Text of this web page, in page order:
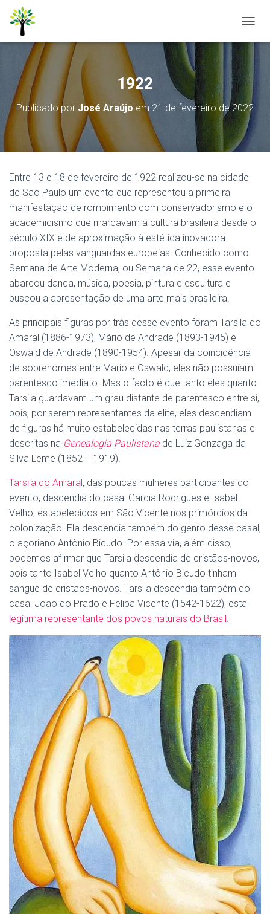
L
R
A
R
N
A
1922
Publicado por José Araújo em 21 de fevereiro de 2022
Entre 13 e 18 de fevereiro de 1922 realizou-se na cidade
de São Paulo um evento que representou a primeira
manifestação de rompimento com conservadorismo e o
academicismo que marcavam a cultura brasileira desde o
século XIX e de aproximação à estética inovadora
proposta pelas vanguardas europeias. Conhecido como
Semana de Arte Moderna, ou Semana de 22, esse evento
abarcou dança, música, poesia, pintura e escultura e
buscou a apresentação de uma arte mais brasileira.
As principais figuras por trás desse evento foram Tarsila do
Amaral (1886-1973), Mário de Andrade (1893-1945) e
Oswald de Andrade (1890-1954). Apesar da coincidência
de sobrenomes entre Mario e Oswald, eles não possuíam
parentesco imediato. Mas o facto é que tanto eles quanto
Tarsila guardavam um grau distante de parentesco entre si,
pois, por serem representantes da elite, eles descendiam
de figuras há muito estabelecidas nas terras paulistanas e
descritas na Genealogia Paulistana de Luiz Gonzaga da
Silva Leme (1852 – 1919).
Tarsila do Amaral, das poucas mulheres participantes do
evento, descendia do casal Garcia Rodrigues e Isabel
Velho, estabelecidos em São Vicente nos primórdios da
colonização. Ela descendia também do genro desse casal,
o açoriano Antônio Bicudo. Por essa via, além disso,
podemos afirmar que Tarsila descendia de cristãos-novos,
pois tanto Isabel Velho quanto Antônio Bicudo tinham
sangue de cristãos-novos. Tarsila descendia também do
casal João do Prado e Felipa Vicente (1542-1622), esta
legítima representante dos povos naturais do Brasil.